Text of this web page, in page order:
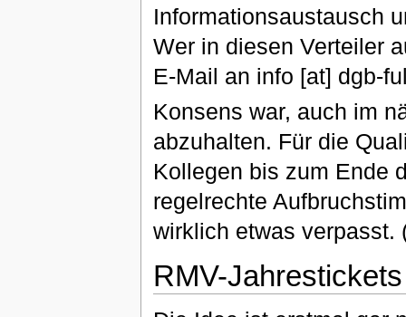
Informationsaustausch
Wer in diesen Verteiler
E-Mail an info [at] dgb-
Konsens war, auch im
abzuhalten. Für die
Kollegen bis zum Ende
regelrechte
wirklich etwas verpasst.
RMV-